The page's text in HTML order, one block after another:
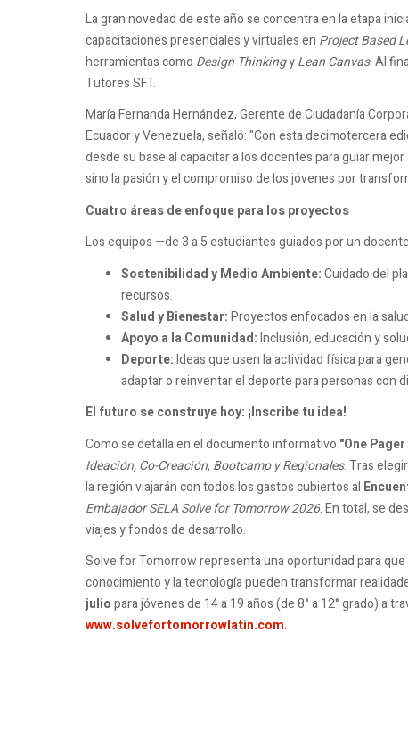
La gran novedad de este año se concentra en la etapa
capacitaciones presenciales y virtuales en Project Based
herramientas como Design ThinkingyLean Canvas. Al
Tutores SFT.
María Fernanda Hernández, Gerente de Ciudadanía
Ecuador y Venezuela, señaló: "Con esta decimotercera
desde su base al capacitar a los docentes para guiar
sino la pasión y el compromiso de los jóvenes por
Cuatro áreas de enfoque para los proyectos
Los equipos —de 3 a 5 estudiantes guiados por un
Sostenibilidad y Medio Ambiente:Cuidado del
recursos.
Salud y Bienestar:Proyectos enfocados en la
Apoyo a la Comunidad:Inclusión, educación y
Deporte:Ideas que usen la actividad física para
adaptar o reinventar el deporte para personas con
El futuro se construye hoy: ¡Inscribe tu idea!
Como se detalla en el documento informativo "One
Ideación, Co-Creación, Bootcamp y Regionales. Tras
la región viajarán con todos los gastos cubiertos al
Embajador SELA Solve for Tomorrow 2026. En total, se
viajes y fondos de desarrollo.
Solve for Tomorrow representa una oportunidad para
conocimiento y la tecnología pueden transformar
juliopara jóvenes de 14 a 19 años (de 8° a 12° grado) a
www.solvefortomorrowlatin.com.